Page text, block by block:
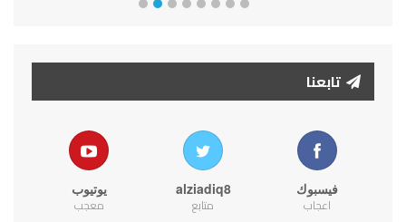
تابعنا
فيسبوك
اعجاب
alziadiq8
متابع
يوتيوب
معجب